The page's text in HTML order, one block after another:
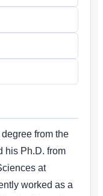
from the
his Ph.D. from
at
worked as a